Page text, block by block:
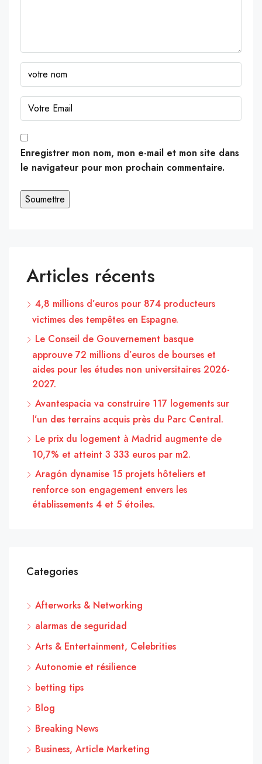
Enregistrer mon nom, mon e-mail et mon site dans
le navigateur pour mon prochain commentaire.
Articles récents
4,8 millions d’euros pour 874 producteurs
victimes des tempêtes en Espagne.
Le Conseil de Gouvernement basque
approuve 72 millions d’euros de bourses et
aides pour les études non universitaires 2026-
2027.
Avantespacia va construire 117 logements sur
l’un des terrains acquis près du Parc Central.
Le prix du logement à Madrid augmente de
10,7% et atteint 3 333 euros par m2.
Aragón dynamise 15 projets hôteliers et
renforce son engagement envers les
établissements 4 et 5 étoiles.
Categories
Afterworks & Networking
alarmas de seguridad
Arts & Entertainment, Celebrities
Autonomie et résilience
betting tips
Blog
Breaking News
Business, Article Marketing